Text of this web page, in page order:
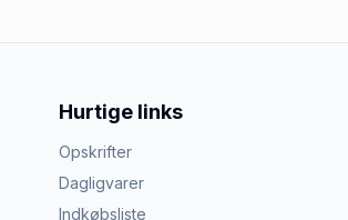
Hurtige links
Opskrifter
Dagligvarer
Indkøbsliste